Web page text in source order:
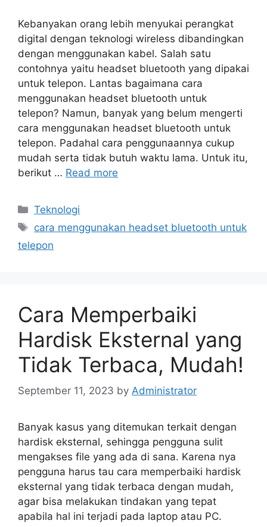
Kebanyakan orang lebih menyukai perangkat
digital dengan teknologi wireless dibandingkan
dengan menggunakan kabel. Salah satu
contohnya yaitu headset bluetooth yang dipakai
untuk telepon. Lantas bagaimana cara
menggunakan headset bluetooth untuk
telepon? Namun, banyak yang belum mengerti
cara menggunakan headset bluetooth untuk
telepon. Padahal cara penggunaannya cukup
mudah serta tidak butuh waktu lama. Untuk itu,
berikut … Read more
Categories
Teknologi
Tags
cara menggunakan headset bluetooth untuk
telepon
Cara Memperbaiki
Hardisk Eksternal yang
Tidak Terbaca, Mudah!
September 11, 2023 by Administrator
Banyak kasus yang ditemukan terkait dengan
hardisk eksternal, sehingga pengguna sulit
mengakses file yang ada di sana. Karena nya
pengguna harus tau cara memperbaiki hardisk
eksternal yang tidak terbaca dengan mudah,
agar bisa melakukan tindakan yang tepat
apabila hal ini terjadi pada laptop atau PC.